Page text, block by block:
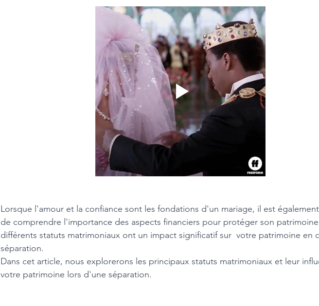
Lorsque l'amour et la confiance sont les fondations d'un mariage, il est également
de comprendre l'importance des aspects financiers pour protéger son
différents statuts matrimoniaux ont un impact significatif sur  votre patrimoine en
séparation.
Dans cet article, nous explorerons les principaux statuts matrimoniaux et leur
votre patrimoine lors d'une séparation.